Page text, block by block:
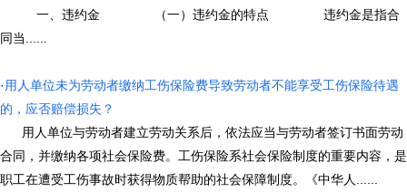
一、违约金 （一）违约金的特点 违约金是指合
同当......
·用人单位未为劳动者缴纳工伤保险费导致劳动者不能享受工伤保险待遇
的，应否赔偿损失？
用人单位与劳动者建立劳动关系后，依法应当与劳动者签订书面劳动
合同，并缴纳各项社会保险费。工伤保险系社会保险制度的重要内容，是
职工在遭受工伤事故时获得物质帮助的社会保障制度。《中华人......